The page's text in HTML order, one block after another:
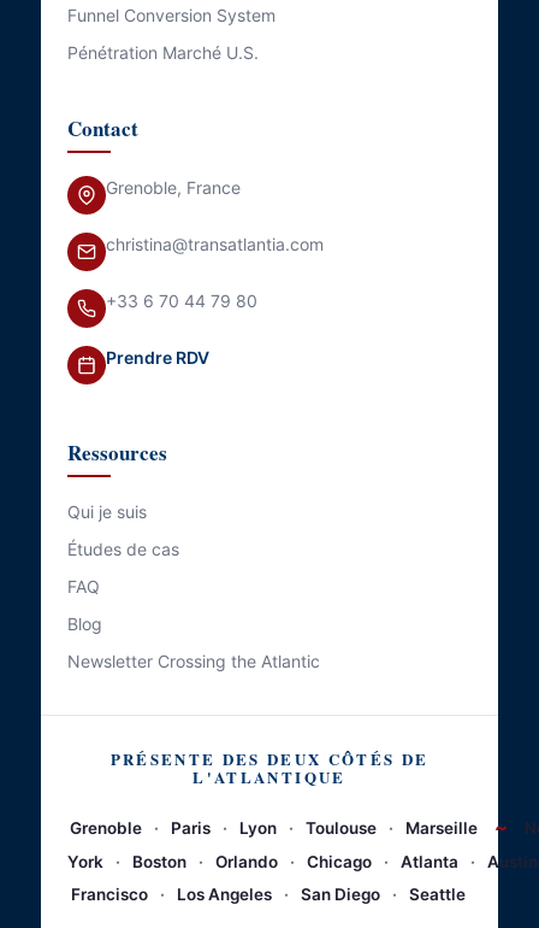
Funnel Conversion System
Pénétration Marché U.S.
Contact
Grenoble, France
christina@transatlantia.com
+33 6 70 44 79 80
Prendre RDV
Ressources
Qui je suis
Études de cas
FAQ
Blog
Newsletter Crossing the Atlantic
PRÉSENTE DES DEUX CÔTÉS DE
L'ATLANTIQUE
Grenoble · Paris · Lyon · Toulouse · Marseille ~
York
· Boston · Orlando · Chicago · Atlanta ·
Austin
Francisco
· Los Angeles · San Diego · Seattle